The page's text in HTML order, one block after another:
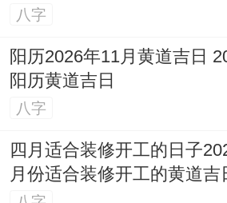
八字
阳历2026年11月黄道吉日
阳历黄道吉日
八字
四月适合装修开工的日子
月份适合装修开工的黄道吉